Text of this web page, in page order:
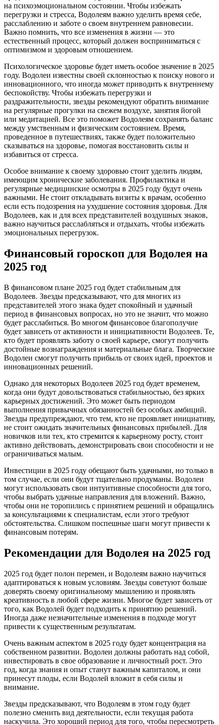
на психоэмоциональном состоянии. Чтобы избежать
перегрузки и стресса, Водолеям важно уделить время себе,
расслаблению и заботе о своем внутреннем равновесии.
Важно помнить, что все изменения в жизни — это
естественный процесс, который должен восприниматься с
оптимизмом и здоровым отношением.
Психологическое здоровье будет иметь особое значение в 2025
году. Водолеи известны своей склонностью к поиску нового и
инновационного, что иногда может приводить к внутреннему
беспокойству. Чтобы избежать перегрузки и
раздражительности, звезды рекомендуют обратить внимание
на регулярные прогулки на свежем воздухе, занятия йогой
или медитацией. Все это поможет Водолеям сохранять баланс
между умственным и физическим состоянием. Время,
проведенное в путешествиях, также будет положительно
сказываться на здоровье, помогая восстановить силы и
избавиться от стресса.
Особое внимание к своему здоровью стоит уделить людям,
имеющим хронические заболевания. Профилактика и
регулярные медицинские осмотры в 2025 году будут очень
важными. Не стоит откладывать визиты к врачам, особенно
если есть подозрения на ухудшение состояния здоровья. Для
Водолеев, как и для всех представителей воздушных знаков,
важно научиться расслабляться и отдыхать, чтобы избежать
эмоциональных перегрузок.
Финансовый гороскоп для Водолея на
2025 год
В финансовом плане 2025 год будет стабильным для
Водолеев. Звезды предсказывают, что для многих из
представителей этого знака будет спокойный и удачный
период в финансовых вопросах, но это не значит, что можно
будет расслабиться. Во многом финансовое благополучие
будет зависеть от активности и инициативности Водолеев. Те,
кто будет проявлять заботу о своей карьере, смогут получить
достойные вознаграждения и материальные блага. Творческие
Водолеи смогут получить прибыль от своих идей, проектов и
инновационных решений.
Однако для некоторых Водолеев 2025 год будет временем,
когда они будут довольствоваться стабильностью, без ярких
карьерных достижений. Это может быть периодом
выполнения привычных обязанностей без особых амбиций.
Звезды предупреждают, что тем, кто не проявляет инициативу,
не стоит ожидать значительных финансовых прибылей. Для
новичков или тех, кто стремится к карьерному росту, стоит
активно действовать, демонстрировать свои способности и не
ограничиваться малым.
Инвестиции в 2025 году обещают быть удачными, но только в
том случае, если они будут тщательно продуманы. Водолеи
могут использовать свои интуитивные способности для того,
чтобы выбрать удачные направления для вложений. Важно,
чтобы они не торопились с принятием решений и обращались
за консультациями к специалистам, если этого требуют
обстоятельства. Слишком поспешные шаги могут привести к
финансовым потерям.
Рекомендации для Водолея на 2025 год
2025 год будет полон перемен, и Водолеям важно научиться
адаптироваться к новым условиям. Звезды советуют больше
доверять своему оригинальному мышлению и проявлять
креативность в любой сфере жизни. Многое будет зависеть от
того, как Водолей будет подходить к принятию решений.
Иногда даже незначительные изменения в подходе могут
привести к существенным результатам.
Очень важным аспектом в 2025 году будет концентрация на
собственном развитии. Водолеи должны работать над собой,
инвестировать в свое образование и личностный рост. Это
год, когда знания и опыт станут важным капиталом, и они
принесут плоды, если Водолей вложит в себя силы и
внимание.
Звезды предсказывают, что Водолеям в этом году будет
полезно сменить вид деятельности, если текущая работа
наскучила. Это хороший период для того, чтобы пересмотреть